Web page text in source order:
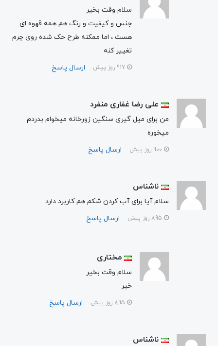
سلام وقت بخیر
جنس و کیفیت و رنگ هم همه قهوه ای
هست ، اما ممکنه طرح حک شده روی چرم
تغییر کنه
ارسال پاسخ
علی رضا غفاری منفرد
من برای میل گیری سنگین زورخانه میخوام بدردم
میخوره
ارسال پاسخ
ناشناس
سلام آیا برای آب کردن شکم هم کاربرد دارد
ارسال پاسخ
مختاری
سلام وقت بخیر
خیر
ارسال پاسخ
ناشناس